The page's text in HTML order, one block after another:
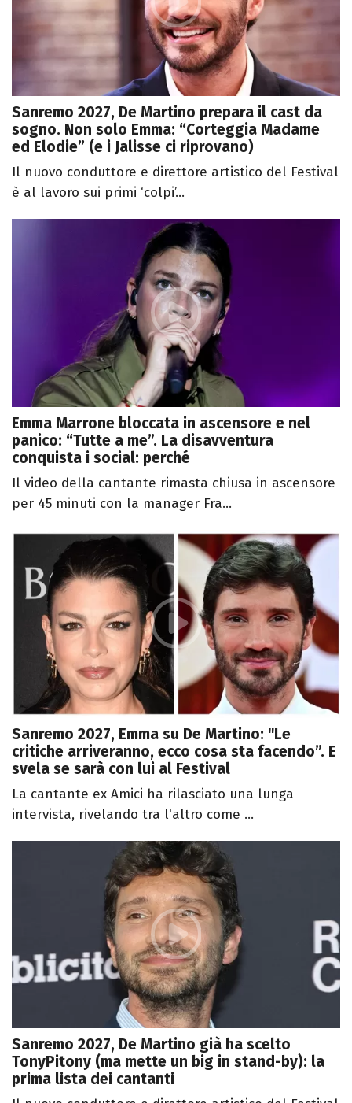
Sanremo 2027, De Martino prepara il cast da
sogno. Non solo Emma: “Corteggia Madame
ed Elodie” (e i Jalisse ci riprovano)
Il nuovo conduttore e direttore artistico del Festival
è al lavoro sui primi ‘colpi’...
Emma Marrone bloccata in ascensore e nel
panico: “Tutte a me”. La disavventura
conquista i social: perché
Il video della cantante rimasta chiusa in ascensore
per 45 minuti con la manager Fra...
Sanremo 2027, Emma su De Martino: "Le
critiche arriveranno, ecco cosa sta facendo”. E
svela se sarà con lui al Festival
La cantante ex Amici ha rilasciato una lunga
intervista, rivelando tra l'altro come ...
Sanremo 2027, De Martino già ha scelto
TonyPitony (ma mette un big in stand-by): la
prima lista dei cantanti